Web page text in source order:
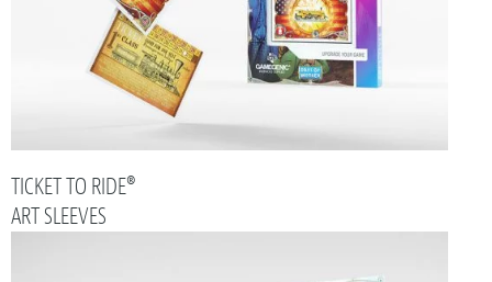
TICKET TO RIDE®
ART SLEEVES